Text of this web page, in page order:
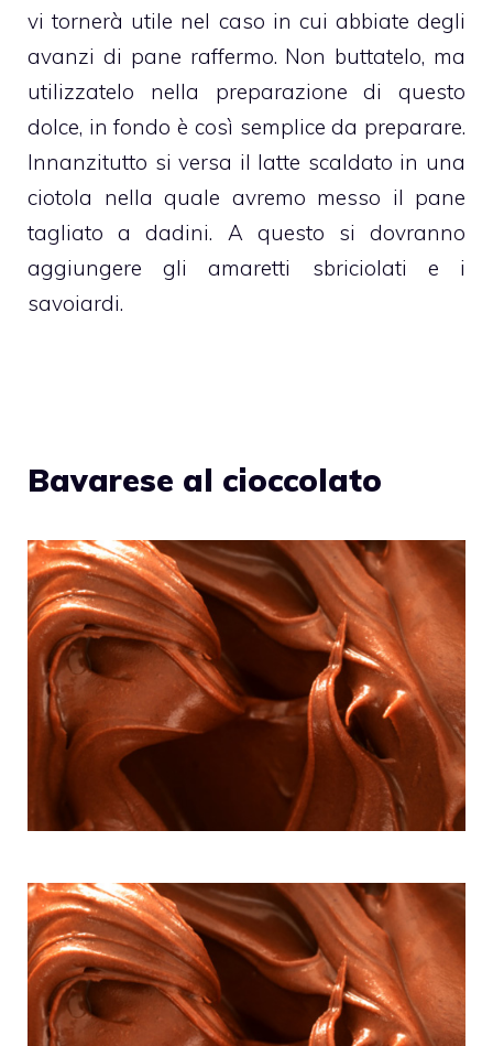
vi tornerà utile nel caso in cui abbiate degli
avanzi di pane raffermo. Non buttatelo, ma
utilizzatelo nella preparazione di questo
dolce, in fondo è così semplice da preparare.
Innanzitutto si versa il latte scaldato in una
ciotola nella quale avremo messo il pane
tagliato a dadini.
A questo si dovranno
aggiungere gli amaretti sbriciolati e i
savoiardi.
Bavarese al cioccolato